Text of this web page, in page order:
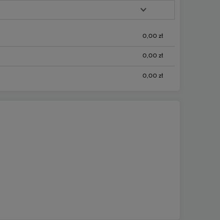
0,00 zł
0,00 zł
0,00 zł